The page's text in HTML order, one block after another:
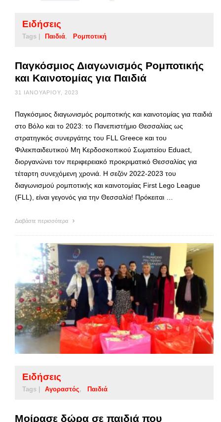
Ειδήσεις
Tags | Παιδιά Ρομποτική
Παγκόσμιος Διαγωνισμός Ρομποτικής
και Καινοτομίας για Παιδιά
31 ΙΑΝΟΥΑΡΊΟΥ, 2023
Παγκόσμιος διαγωνισμός ρομποτικής και καινοτομίας για παιδιά
στο Βόλο και το 2023: το Πανεπιστήμιο Θεσσαλίας ως
στρατηγικός συνεργάτης του FLL Greece και του
Φιλεκπαιδευτικoύ Μη Κερδοσκοπικού Σωματείου Eduact,
διοργανώνει τον περιφερειακό προκριματικό Θεσσαλίας για
τέταρτη συνεχόμενη χρονιά. Η σεζόν 2022-2023 του
διαγωνισμού ρομποτικής και καινοτομίας First Lego League
(FLL), είναι γεγονός για την Θεσσαλία! Πρόκειται …
Διαβάστε περισσότερα
Ειδήσεις
Tags | Αγοραστός Παιδιά
Μοίρασε δώρα σε παιδιά που